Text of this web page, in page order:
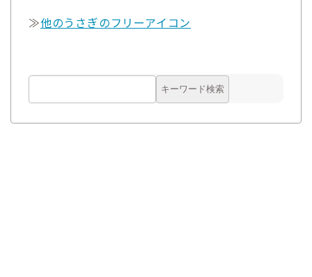
≫他のうさぎのフリーアイコン